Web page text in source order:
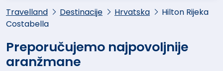
Travelland Destinacije Hrvatska
Hilton Rijeka
Costabella
Preporučujemo najpovoljnije
aranžmane